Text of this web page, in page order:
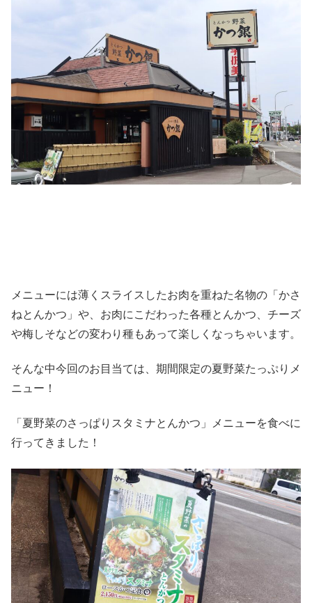
メニューには薄くスライスしたお肉を重ねた名物の「かさ
ねとんかつ」や、お肉にこだわった各種とんかつ、チーズ
や梅しそなどの変わり種もあって楽しくなっちゃいます。
そんな中今回のお目当ては、期間限定の夏野菜たっぷりメ
ニュー！
「夏野菜のさっぱりスタミナとんかつ」メニューを食べに
行ってきました！